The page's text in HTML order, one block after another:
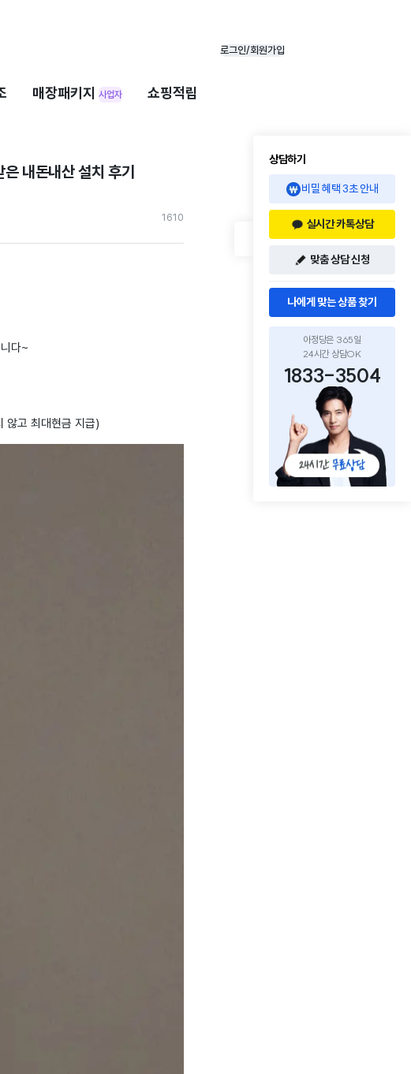
로그인/회원가입
매장패키지 사업자 쇼핑적립
내돈내산 설치 후기
161 0
다~
않고 최대현금 지급)
상담하기
비밀 혜택 3초 안내
실시간 카톡상담
맞춤 상담 신청
나에게 맞는 상품 찾기
아정당은 365일
24시간 상담OK
1833-3504